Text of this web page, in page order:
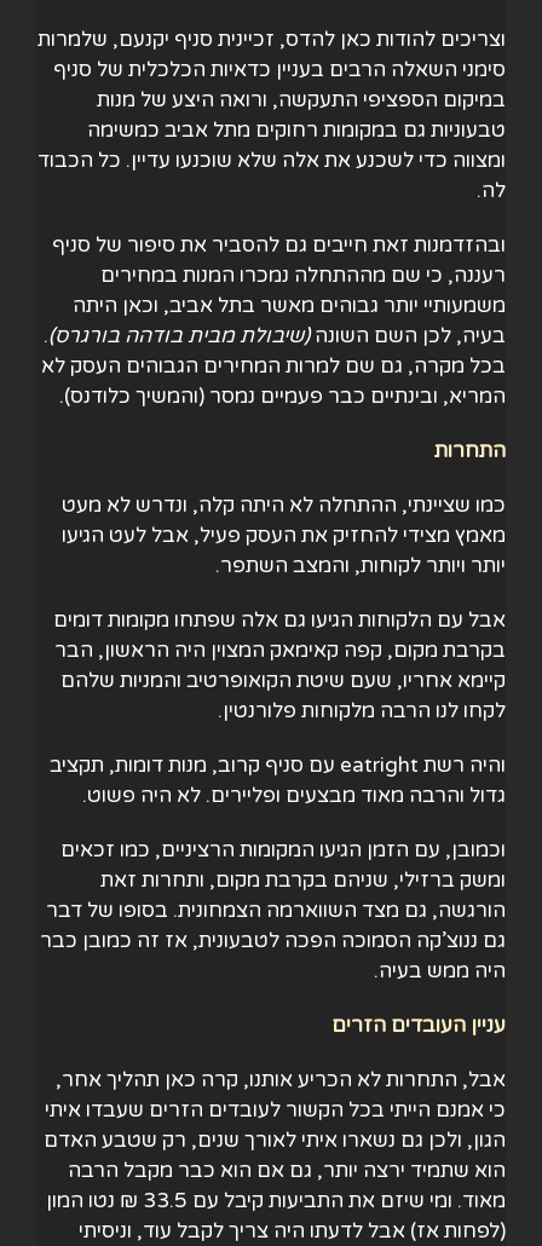
וצריכים להודות כאן להדס, זכיינית סניף יקנעם, שלמרות
סימני השאלה הרבים בעניין כדאיות הכלכלית של סניף
במיקום הספציפי התעקשה, ורואה היצע של מנות
טבעוניות גם במקומות רחוקים מתל אביב כמשימה
ומצווה כדי לשכנע את אלה שלא שוכנעו עדיין. כל הכבוד
לה.
ובהזדמנות זאת חייבים גם להסביר את סיפור של סניף
רעננה, כי שם מההתחלה נמכרו המנות במחירים
משמעותיי יותר גבוהים מאשר בתל אביב, וכאן היתה
בעיה, לכן השם השונה(שיבולת מבית בודהה בורגרס)
.
בכל מקרה, גם שם למרות המחירים הגבוהים העסק לא
המריא, ובינתיים כבר פעמיים נמסר (והמשיך כלודנס).
התחרות
כמו שציינתי, ההתחלה לא היתה קלה, ונדרש לא מעט
מאמץ מצידי להחזיק את העסק פעיל, אבל לעט הגיעו
יותר ויותר לקוחות, והמצב השתפר.
אבל עם הלקוחות הגיעו גם אלה שפתחו מקומות דומים
בקרבת מקום, קפה קאימאק המצוין היה הראשון, הבר
קיימא אחריו, שעם שיטת הקואופרטיב והמניות שלהם
לקחו לנו הרבה מלקוחות פלורנטין.
והיה רשת eatright עם סניף קרוב, מנות דומות, תקציב
גדול והרבה מאוד מבצעים ופליירים. לא היה פשוט.
וכמובן, עם הזמן הגיעו המקומות הרציניים, כמו זכאים
ומשק ברזילי, שניהם בקרבת מקום, ותחרות זאת
הורגשה, גם מצד השווארמה הצמחונית. בסופו של דבר
גם ננוצ’קה הסמוכה הפכה לטבעונית, אז זה כמובן כבר
היה ממש בעיה.
עניין העובדים הזרים
אבל, התחרות לא הכריע אותנו, קרה כאן תהליך אחר,
כי אמנם הייתי בכל הקשור לעובדים הזרים שעבדו איתי
הגון, ולכן גם נשארו איתי לאורך שנים, רק שטבע האדם
הוא שתמיד ירצה יותר, גם אם הוא כבר מקבל הרבה
מאוד. ומי שיזם את התביעות קיבל עם 33.5 ₪ נטו המון
(לפחות אז) אבל לדעתו היה צריך לקבל עוד, וניסיתי